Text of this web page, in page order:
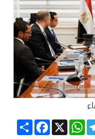
Share
Facebook X
WhatsApp